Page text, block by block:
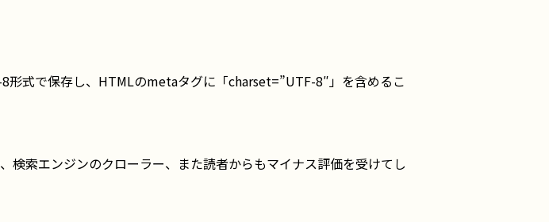
式で保存し、HTMLのmetaタグに「charset=”UTF-8″」を含めるこ
索エンジンのクローラー、また読者からもマイナス評価を受けてし